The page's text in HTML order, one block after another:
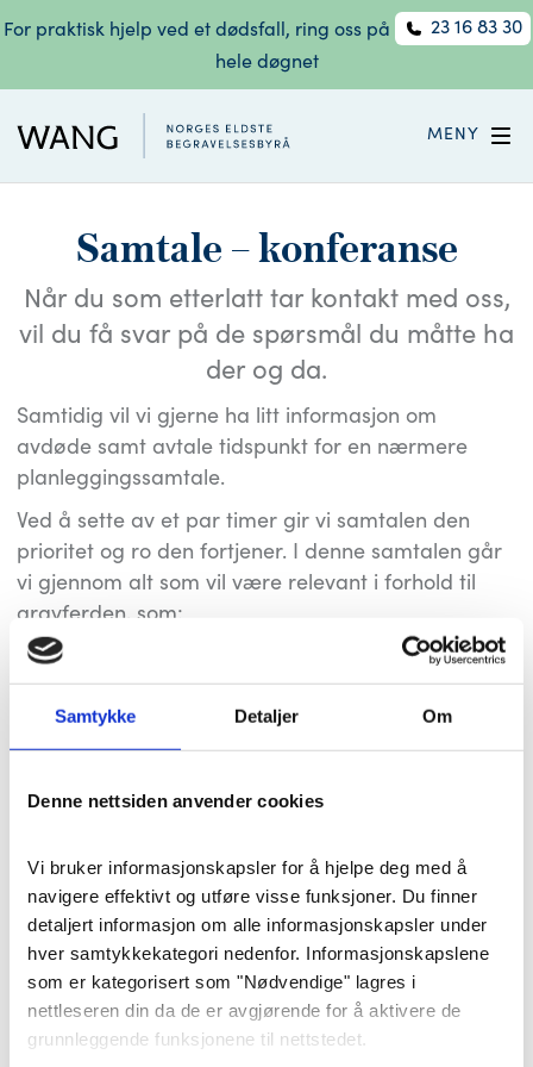
Samtykke Detaljer Om
Denne nettsiden anvender cookies
Vi bruker informasjonskapsler for å hjelpe deg med å
navigere effektivt og utføre visse funksjoner. Du finner
detaljert informasjon om alle informasjonskapsler under
hver samtykkekategori nedenfor. Informasjonskapslene
som er kategorisert som "Nødvendige" lagres i
nettleseren din da de er avgjørende for å aktivere de
grunnleggende funksjonene til nettstedet.
For praktisk hjelp ved et dødsfall, ring oss på
23 16 83 30
hele døgnet
MENY
Samtale – konferanse
Når du som etterlatt tar kontakt med oss,
vil du få svar på de spørsmål du måtte ha
der og da.
Samtidig vil vi gjerne ha litt informasjon om
avdøde samt avtale tidspunkt for en nærmere
planleggingssamtale.
Ved å sette av et par timer gir vi samtalen den
prioritet og ro den fortjener. I denne samtalen går
vi gjennom alt som vil være relevant i forhold til
gravferden, som:
Nødvendig informasjon i forhold til å få meldt
dødsfallet til offentligheten.
Vi snakker sammen om, og setter opp
dødsannonsen.
gjennomføring av gravferden.
Det er mange spørsmål å ta stilling til i
planleggingen av en gravferd. Noen spørsmål er
kjente, andre er man kanskje ikke klar over at man
må ta stilling til. Sammen blir vi enige om hva som
er viktig å ta stilling til før seremonidagen, og
hvilke formaliteter som kan vente til etter